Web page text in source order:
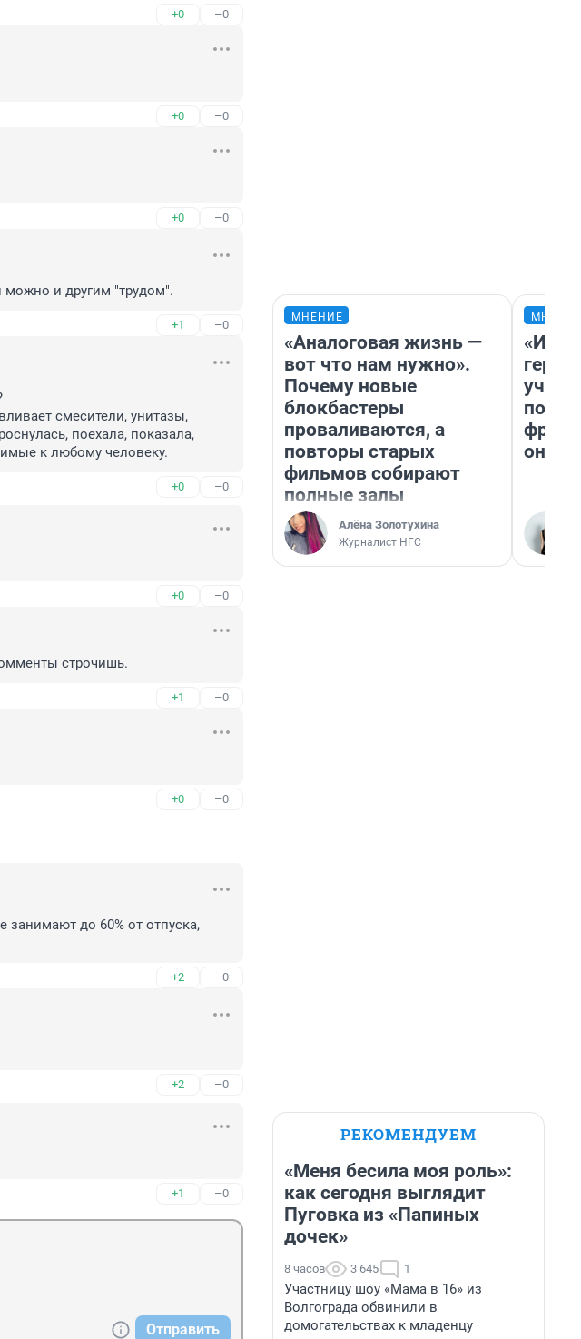
+0 –0
+0 –0
+0 –0
можно и другим "трудом".
+1 –0
смесители, унитазы,
поехала, показала,
к любому человеку.
+0 –0
+0 –0
строчишь.
+1 –0
+0 –0
занимают до 60% от отпуска,
+2 –0
+2 –0
+1 –0
Отправить
МНЕНИЕ
«Аналоговая жизнь —
вот что нам нужно».
Почему новые
блокбастеры
проваливаются, а
повторы старых
фильмов собирают
полные залы
Алёна Золотухина
Журналист НГС
учит
она
РЕКОМЕНДУЕМ
«Меня бесила моя роль»:
как сегодня выглядит
Пуговка из «Папиных
дочек»
8 часов 3 645 1
Участницу шоу «Мама в 16» из
Волгограда обвинили в
домогательствах к младенцу